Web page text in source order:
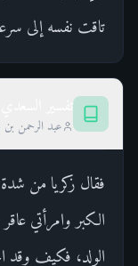
تاقت نفسه إلى
عبد الرحمن بن
فقال زكريا من
الكبر وامرأتي
الولد، فكيف وقد